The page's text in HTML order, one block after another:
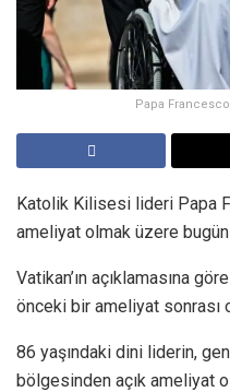
Papa
Katolik Kilisesi lideri Papa
ameliyat olmak üzere bugün
Vatikan’ın açıklamasına
önceki bir ameliyat sonrası
86 yaşındaki dini liderin,
bölgesinden açık ameliyat